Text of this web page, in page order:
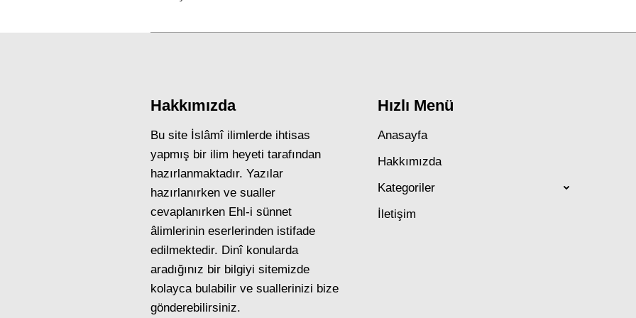
Hakkımızda
Bu site İslâmî ilimlerde ihtisas
yapmış bir ilim heyeti tarafından
hazırlanmaktadır. Yazılar
hazırlanırken ve sualler
cevaplanırken Ehl-i sünnet
âlimlerinin eserlerinden istifade
edilmektedir. Dinî konularda
aradığınız bir bilgiyi sitemizde
kolayca bulabilir ve suallerinizi bize
gönderebilirsiniz.
Hızlı Menü
Anasayfa
Hakkımızda
Kategoriler
İletişim